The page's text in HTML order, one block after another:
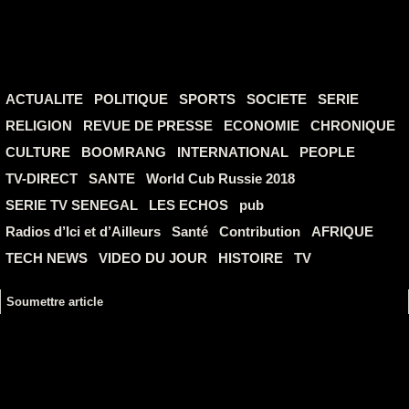
ACTUALITE POLITIQUE SPORTS SOCIETE
SERIE
RELIGION
REVUE DE PRESSE ECONOMIE
CHRONIQUE
CULTURE
BOOMRANG INTERNATIONAL
PEOPLE
TV-DIRECT
SANTE
World Cub Russie 2018
SERIE TV SENEGAL
LES ECHOS
pub
Radios d’Ici et d’Ailleurs
Santé Contribution
AFRIQUE
TECH NEWS
VIDEO DU JOUR HISTOIRE TV
Soumettre article